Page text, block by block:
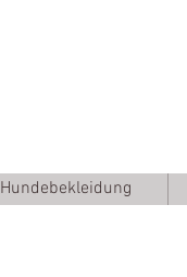
Hundebekleidung